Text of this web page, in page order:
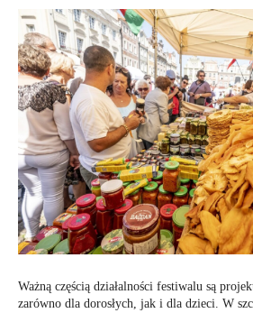
Ważną częścią działalności festiwalu są
zarówno dla dorosłych, jak i dla dzieci. W